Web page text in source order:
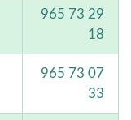
965 73 29
18
965 73 07
33